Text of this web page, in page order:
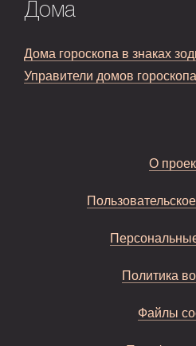
Дома
Дома гороскопа в знаках
Управители домов гороскопа
О
Политика
Файлы